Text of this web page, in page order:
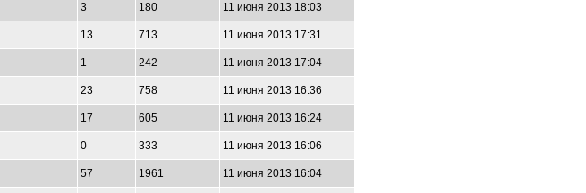
3 180 11 июня 2013 18:03
13 713 11 июня 2013 17:31
1 242 11 июня 2013 17:04
23 758 11 июня 2013 16:36
17 605 11 июня 2013 16:24
0 333 11 июня 2013 16:06
57 1961 11 июня 2013 16:04